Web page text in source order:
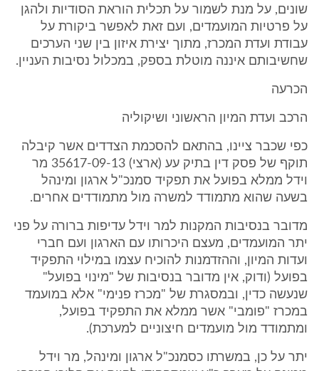
שונים, על מנת לשמור על תכלית הוראת הסודיות ולהגן
על פרטיות המועמדים, ועם זאת לאפשר ביקורת על
עבודת ועדת המכרז, מתוך יצירת איזון בין שני הערכים
שחשיבותם איננה מוטלת בספק, במכלול נסיבות העניין.
הכרעה
הרכב ועדת המיון הראשוני ושיקוליה
כפי שכבר ציינו, בהתאם להסכמת הצדדים אשר קיבלה
תוקף של פסק דין בתיק עע (ארצי) 35617-09-13 מר
וידל ממלא בפועל את תפקיד סמנכ"ל ארגון ומינהל
בשעה שהוא מתמודד למשרה מול מתמודדים אחרים.
מדובר בנסיבות המקנות למר וידל עדיפות ברורה על פני
יתר המועמדים, מעצם היכרותו עם הארגון ועם חברי
ועדות המיון, וההזדמנות להוכיח עצמו במילוי התפקיד
בפועל (ודוק, אין מדובר בנסיבות של "מינוי בפועל"
שנעשה כדין, ובמסגרת של "מכרז פנימי" אלא במועמד
במכרז "פומבי" אשר ממלא את התפקיד בפועל,
ומתמודד מול מועמדים חיצוניים למערכת).
יתר על כן, במשרתו כסמנכ"ל ארגון ומינהל, מר וידל